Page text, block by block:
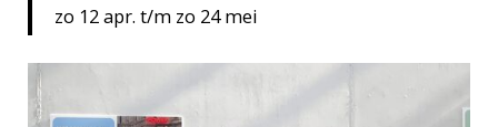
zo 12 apr. t/m zo 24 mei